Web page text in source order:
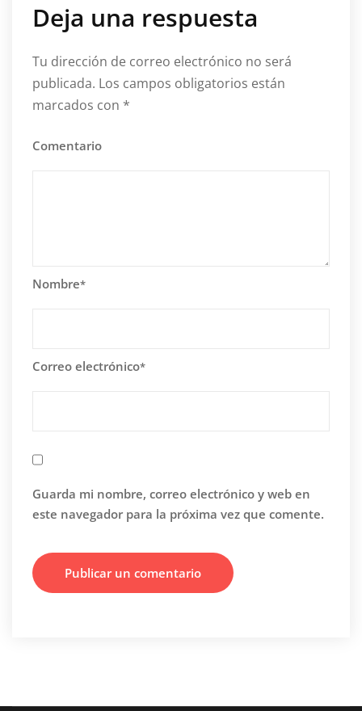
Deja una respuesta
Tu dirección de correo electrónico no será
publicada. Los campos obligatorios están
marcados con *
Comentario
Nombre*
Correo electrónico*
Guarda mi nombre, correo electrónico y web en
este navegador para la próxima vez que comente.